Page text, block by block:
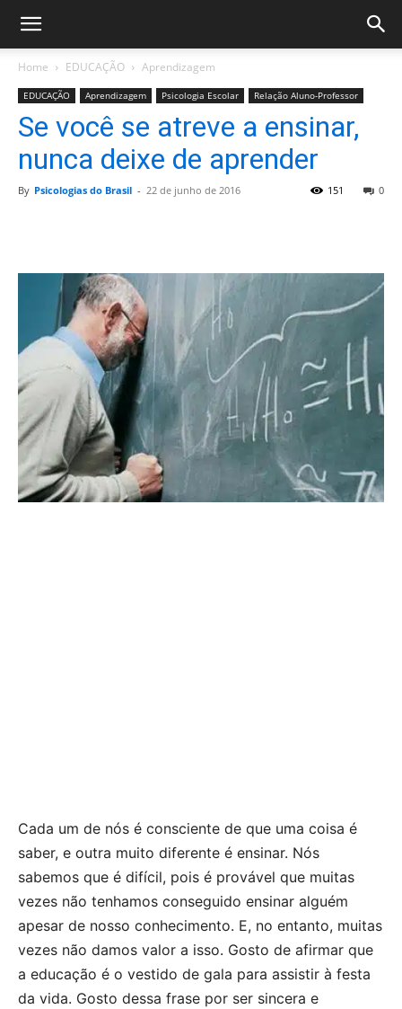
Home EDUCAÇÃO Aprendizagem
EDUCAÇÃO Aprendizagem Psicologia Escolar Relação Aluno-Professor
Se você se atreve a ensinar,
nunca deixe de aprender
By Psicologias do Brasil - 22 de junho de 2016 0
151
Cada um de nós é consciente de que uma coisa é
saber, e outra muito diferente é ensinar. Nós
sabemos que é difícil, pois é provável que muitas
vezes não tenhamos conseguido ensinar alguém
apesar de nosso conhecimento. E, no entanto, muitas
vezes não damos valor a isso. Gosto de afirmar que
a educação é o vestido de gala para assistir à festa
da vida. Gosto dessa frase por ser sincera e